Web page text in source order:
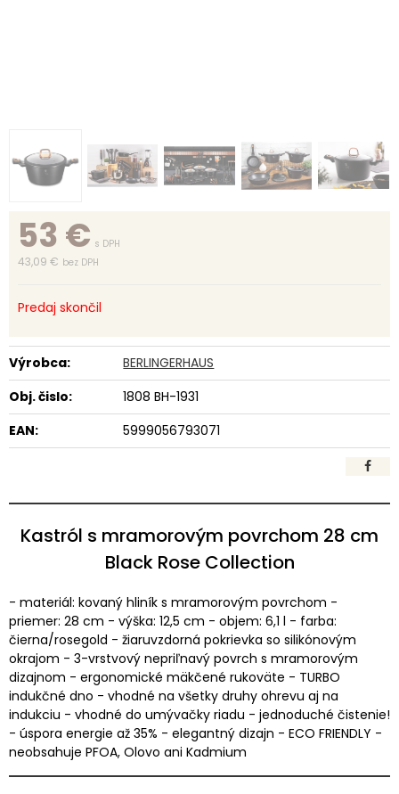
53€ s DPH
43,09 € bez DPH
Predaj skončil
Výrobca:
BERLINGERHAUS
Obj. čislo:
1808 BH-1931
EAN:
5999056793071
Kastról s mramorovým povrchom 28 cm
Black Rose Collection
- materiál: kovaný hliník s mramorovým povrchom -
priemer: 28 cm - výška: 12,5 cm - objem: 6,1 l - farba:
čierna/rosegold - žiaruvzdorná pokrievka so silikónovým
okrajom - 3-vrstvový nepriľnavý povrch s mramorovým
dizajnom - ergonomické mäkčené rukoväte - TURBO
indukčné dno - vhodné na všetky druhy ohrevu aj na
indukciu - vhodné do umývačky riadu - jednoduché čistenie!
- úspora energie až 35% - elegantný dizajn - ECO FRIENDLY -
neobsahuje PFOA, Olovo ani Kadmium